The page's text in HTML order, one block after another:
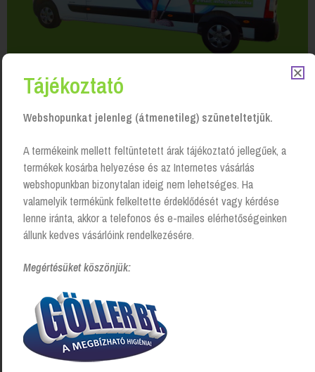
Kapcsolódó Termékek
Tájékoztató
Webshopunkat jelenleg (átmenetileg) szüneteltetjük.
A termékeink mellett feltüntetett árak tájékoztató jellegűek, a
termékek kosárba helyezése és az Internetes vásárlás
webshopunkban bizonytalan ideig nem lehetséges. Ha
valamelyik termékünk felkeltette érdeklődését vagy kérdése
lenne iránta, akkor a telefonos és e-mailes elérhetőségeinken
állunk kedves vásárlóink rendelkezésére.
Megértésüket köszönjük: